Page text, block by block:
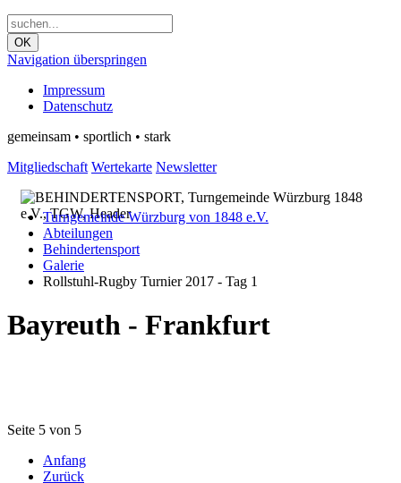
OK
Navigation überspringen
Impressum
Datenschutz
gemeinsam • sportlich • stark
Mitgliedschaft Wertekarte Newsletter
Turngemeinde Würzburg von 1848 e.V.
Abteilungen
Behindertensport
Galerie
Rollstuhl-Rugby Turnier 2017 - Tag 1
Bayreuth - Frankfurt
Seite 5 von 5
Anfang
Zurück